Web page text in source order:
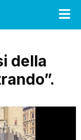
della